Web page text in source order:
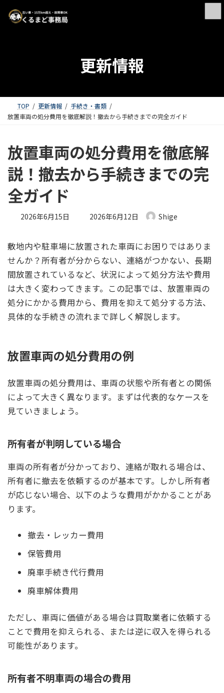
更新情報
TOP 更新情報
手続き・書類
放置車両の処分費用を徹底解説！撤去から手続きまでの完全ガイド
放置車両の処分費用を徹底解
説！撤去から手続きまでの完
全ガイド
2026年6月15日 最終更新日時 :
2026年6月12日 Shige
敷地内や駐車場に放置された車両にお困りではありま
せんか？所有者が分からない、連絡がつかない、長期
間放置されているなど、状況によって処分方法や費用
は大きく変わってきます。この記事では、放置車両の
処分にかかる費用から、費用を抑えて処分する方法、
具体的な手続きの流れまで詳しく解説します。
放置車両の処分費用の例
放置車両の処分費用は、車両の状態や所有者との関係
によって大きく異なります。まずは代表的なケースを
見ていきましょう。
所有者が判明している場合
車両の所有者が分かっており、連絡が取れる場合は、
所有者に撤去を依頼するのが基本です。しかし所有者
が応じない場合、以下のような費用がかかることがあ
ります。
撤去・レッカー費用
保管費用
廃車手続き代行費用
廃車解体費用
ただし、車両に価値がある場合は買取業者に依頼する
ことで費用を抑えられる、または逆に収入を得られる
可能性があります。
所有者不明車両の場合の費用